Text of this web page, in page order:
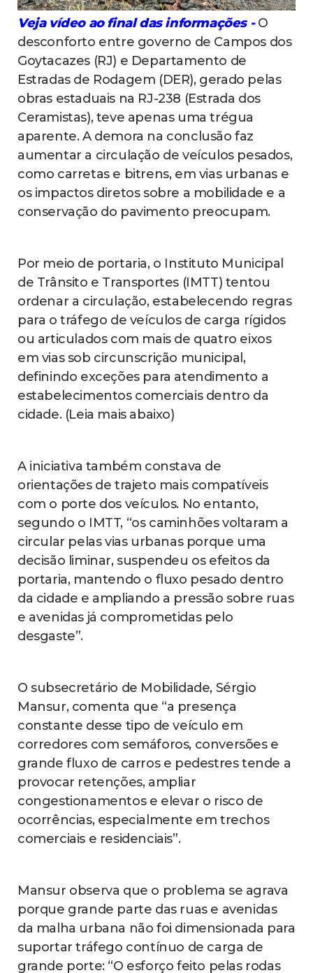
Veja vídeo ao final das informações -O
desconforto entre governo de Campos dos
Goytacazes (RJ) e Departamento de
Estradas de Rodagem (DER), gerado pelas
obras estaduais na RJ-238 (Estrada dos
Ceramistas), teve apenas uma trégua
aparente. A demora na conclusão faz
aumentar a circulação de veículos pesados,
como carretas e bitrens, em vias urbanas e
os impactos diretos sobre a mobilidade e a
conservação do pavimento preocupam.
Por meio de portaria, o Instituto Municipal
de Trânsito e Transportes (IMTT) tentou
ordenar a circulação, estabelecendo regras
para o tráfego de veículos de carga rígidos
ou articulados com mais de quatro eixos
em vias sob circunscrição municipal,
definindo exceções para atendimento a
estabelecimentos comerciais dentro da
cidade. (Leia mais abaixo)
A iniciativa também constava de
orientações de trajeto mais compatíveis
com o porte dos veículos. No entanto,
segundo o IMTT, “os caminhões voltaram a
circular pelas vias urbanas porque uma
decisão liminar, suspendeu os efeitos da
portaria, mantendo o fluxo pesado dentro
da cidade e ampliando a pressão sobre ruas
e avenidas já comprometidas pelo
desgaste”.
O subsecretário de Mobilidade, Sérgio
Mansur, comenta que “a presença
constante desse tipo de veículo em
corredores com semáforos, conversões e
grande fluxo de carros e pedestres tende a
provocar retenções, ampliar
congestionamentos e elevar o risco de
ocorrências, especialmente em trechos
comerciais e residenciais”.
Mansur observa que o problema se agrava
porque grande parte das ruas e avenidas
da malha urbana não foi dimensionada para
suportar tráfego contínuo de carga de
grande porte: “O esforço feito pelas rodas